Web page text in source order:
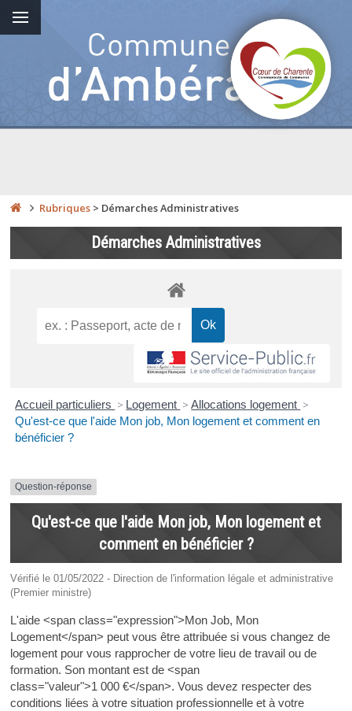
Rubriques > Démarches Administratives
Démarches Administratives
Accueil particuliers > Logement > Allocations logement >
Qu'est-ce que l'aide Mon job, Mon logement et comment en
bénéficier ?
Question-réponse
Qu'est-ce que l'aide Mon job, Mon logement et
comment en bénéficier ?
Vérifié le 01/05/2022 - Direction de l'information légale et administrative
(Premier ministre)
L'aide <span class="expression">Mon Job, Mon
Logement</span> peut vous être attribuée si vous changez de
logement pour vous rapprocher de votre lieu de travail ou de
formation. Son montant est de <span
class="valeur">1 000 €</span>. Vous devez respecter des
conditions liées à votre situation professionnelle et à votre